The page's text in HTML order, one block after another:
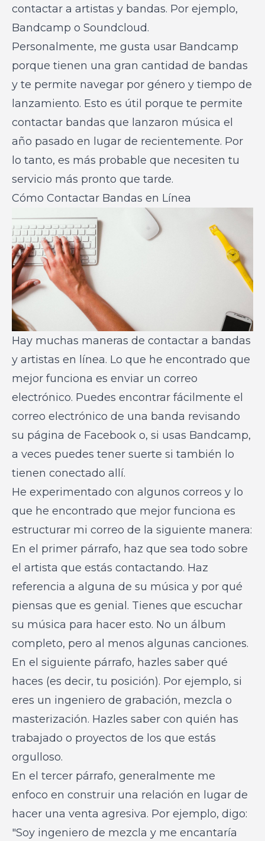
contactar a artistas y bandas. Por ejemplo,
Bandcamp o Soundcloud.
Personalmente, me gusta usar Bandcamp
porque tienen una gran cantidad de bandas
y te permite navegar por género y tiempo de
lanzamiento. Esto es útil porque te permite
contactar bandas que lanzaron música el
año pasado en lugar de recientemente. Por
lo tanto, es más probable que necesiten tu
servicio más pronto que tarde.
Cómo Contactar Bandas en Línea
Hay muchas maneras de contactar a bandas
y artistas en línea. Lo que he encontrado que
mejor funciona es enviar un correo
electrónico. Puedes encontrar fácilmente el
correo electrónico de una banda revisando
su página de Facebook o, si usas Bandcamp,
a veces puedes tener suerte si también lo
tienen conectado allí.
He experimentado con algunos correos y lo
que he encontrado que mejor funciona es
estructurar mi correo de la siguiente manera:
En el primer párrafo, haz que sea todo sobre
el artista que estás contactando. Haz
referencia a alguna de su música y por qué
piensas que es genial. Tienes que escuchar
su música para hacer esto. No un álbum
completo, pero al menos algunas canciones.
En el siguiente párrafo, hazles saber qué
haces (es decir, tu posición). Por ejemplo, si
eres un ingeniero de grabación, mezcla o
masterización. Hazles saber con quién has
trabajado o proyectos de los que estás
orgulloso.
En el tercer párrafo, generalmente me
enfoco en construir una relación en lugar de
hacer una venta agresiva. Por ejemplo, digo:
"Soy ingeniero de mezcla y me encantaría